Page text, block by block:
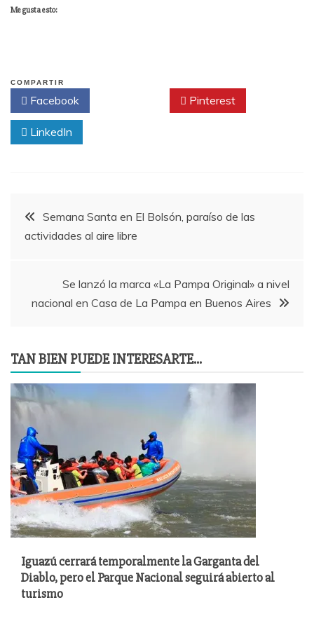
Me gusta esto:
COMPARTIR
Facebook Pinterest
LinkedIn
Navegación
de
entradas
Semana Santa en El Bolsón, paraíso de las
actividades al aire libre
Se lanzó la marca «La Pampa Original» a nivel
nacional en Casa de La Pampa en Buenos Aires
TAN BIEN PUEDE INTERESARTE...
Iguazú cerrará temporalmente la Garganta del
Diablo, pero el Parque Nacional seguirá abierto al
turismo